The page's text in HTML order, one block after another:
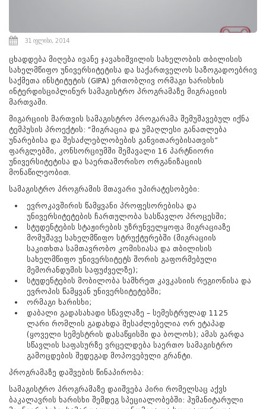
31 ივლისი, 2014
ცხადდება მიღება ივანე ჯავახიშვილის სახელობის თბილისის
სახელმწიფო უნივერსიტეტისა და საქართველოს საზოგადოებრივ
საქმეთა ინსტიტუტის (GIPA) ერთობლივ ორმაგი ხარისხის
ინტერდისციპლინურ სამაგისტრო პროგრამაზე მიგრაციის
მართვაში.
მიგარციის მართვის სამაგისტრო პროგარამა შემუშავებულ იქნა
ტემპუსის პროექტის: “მიგრაცია და უმაღლესი განათლება
უნარებისა და შესაძლებლობების განვითარებისათვის”
ფარგლებში, კონსორციუმში შემავალი 16 პარტნიორი
უნივერსიტეტისა და საერთაშორისო ორგანიზაციის
მონაწილეობით.
სამაგისტრო პროგრამის მთავარი უპირატესობები:
ევროკავშირის წამყვანი პროფესორებისა და
უნივერსიტეტების ჩართულობა სასწავლო პროცესში;
სტუდენტების სტაჟირების უზრუნველყოფა მიგრაციაზე
მომუშავე სახელმწიფო სტრუქტურებში (მიგრაციის
საკითხთა სამთავრობო კომისიასა და თბილისის
სახელმწიფო უნივერსიტეტს შორის გაფორმებული
მემორანდუმის საფუძველზე);
სტუდენტების მობილობა სამხრეთ კავკასიის რეგიონისა და
ევროპის წამყვან უნივერსიტეტებში;
ორმაგი ხარისხი;
დაბალი გადასახადი სწავლაზე – სემესტრულად 1125
ლარი რომლის გადახდა შესაძლებელია ორ ეტაპად
(ყოველი სემესტრის დასაწყისში და ბოლოს); ამას გარდა
სწავლის საფასურზე ვრცელდება საერთო სამაგისტრო
გამოცდების შედეგად მოპოვებული გრანტი.
პროგრამაზე დაშვების წინაპირობა:
სამაგისტრო პროგრამაზე დაიშვება პირი რომელსაც აქვს
ბაკალავრის ხარისხი შემდეგ სპეციალობებში: ჰუმანიტარული